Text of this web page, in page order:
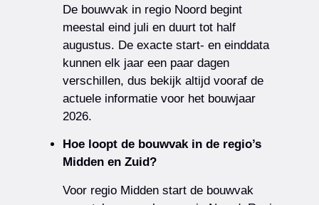
De bouwvak in regio Noord begint
meestal eind juli en duurt tot half
augustus. De exacte start- en einddata
kunnen elk jaar een paar dagen
verschillen, dus bekijk altijd vooraf de
actuele informatie voor het bouwjaar
2026.
Hoe loopt de bouwvak in de regio’s
Midden en Zuid?
Voor regio Midden start de bouwvak